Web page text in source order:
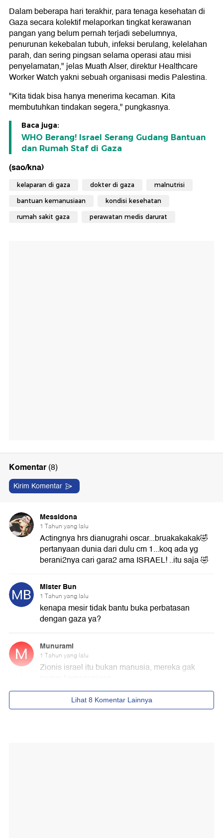
Dalam beberapa hari terakhir, para tenaga kesehatan di
Gaza secara kolektif melaporkan tingkat kerawanan
pangan yang belum pernah terjadi sebelumnya,
penurunan kekebalan tubuh, infeksi berulang, kelelahan
parah, dan sering pingsan selama operasi atau misi
penyelamatan," jelas Muath Alser, direktur Healthcare
Worker Watch yakni sebuah organisasi medis Palestina.
"Kita tidak bisa hanya menerima kecaman. Kita
membutuhkan tindakan segera," pungkasnya.
Baca juga:
WHO Berang! Israel Serang Gudang Bantuan
dan Rumah Staf di Gaza
(sao/kna)
kelaparan di gaza dokter di gaza malnutrisi
bantuan kemanusiaan kondisi kesehatan
rumah sakit gaza perawatan medis darurat